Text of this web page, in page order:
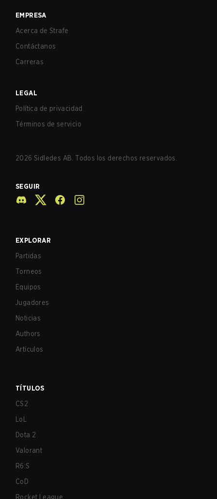
EMPRESA
Acerca de Strafe
Contáctanos
Carreras
LEGAL
Política de privacidad
Términos de servicio
2026 Sidledes AB. Todos los derechos reservados.
SEGUIR
EXPLORAR
Partidas
Torneos
Equipos
Jugadores
Noticias
Authors
Artículos
TÍTULOS
CS2
LoL
Dota 2
Valorant
R6:S
CoD
Rocket League